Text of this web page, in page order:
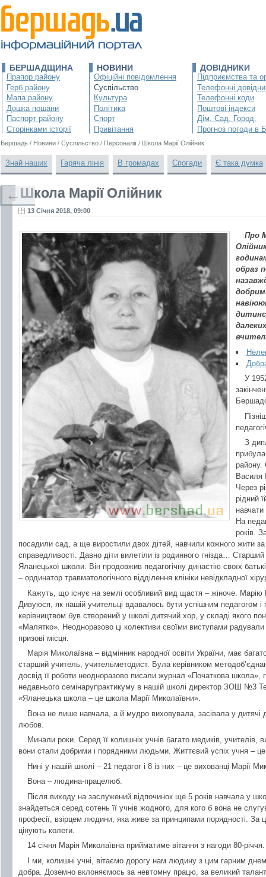
БЕРШАДЩИНА
Прапор району
Герб району
Мапа району
Дошка пошани
Паспорт району
Сторінками історії
НОВИНИ
Офіційні повідомлення
Суспільство
Культура
Політика
Спорт
Привітання
ДОВІДНИКИ
Підприємства та
Телефонні
Телефонні коди
Поштові індекси
Дім. Сад. Город.
Прогноз погоди в
Бершадь / Новини / Суспільство / Персоналії / Школа Марії Олійник
Знай наших Гаряча лінія В громадах Спогади Є така думка
Школа Марії Олійник
13 Січня 2018, 09:00
Про
образ
У
З
району.
Василя
Через
рідний
На
років.
посадили сад, а ще виростили двох дітей, навчили кожного жити
справедливості. Давно діти вилетіли із родинного гнізда…
Яланецької школи. Він продовжив педагогічну династію своїх
– ординатор травматологічного відділення клініки невідкладної
Кажуть, що існує на землі особливий вид щастя – жіноче.
Дивуюся, як нашій учительці вдавалось бути успішним педагогом і
керівництвом був створений у школі дитячий хор, у складі якого
«Малятко». Неодноразово ці колективи своїми виступами
призові місця.
Марія Миколаївна – відмінник народної освіти України, має
старший учитель, учительметодист. Була керівником
досвід її роботи неодноразово писали журнал «Початкова школа»,
недавнього семінарупрактикуму в нашій школі директор ЗОШ №3
«Яланецька школа – це школа Марії Миколаївни».
Вона не лише навчала, а й мудро виховувала, засівала у дитячі
любов.
Минали роки. Серед її колишніх учнів багато медиків, учителів,
вони стали добрими і порядними людьми. Життєвий успіх учня –
Нині у нашій школі – 21 педагог і 8 із них – це вихованці Марії
Вона – людина-працелюб.
Після виходу на заслужений відпочинок ще 5 років навчала у
знайдеться серед сотень її учнів жодного, для кого б вона не
професії, взірцем людини, яка живе за принципами порядності. За
цінують колеги.
14 січня Марія Миколаївна прийматиме вітання з нагоди 80-річчя.
І ми, колишні учні, вітаємо дорогу нам людину з цим гарним
добра. Доземно вклоняємось за невтомну працю, за великий
←